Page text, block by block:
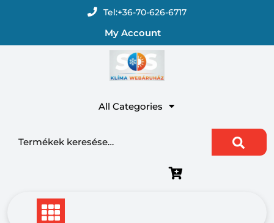
Tel:+36-70-626-6717
My Account
All Categories
Keresés a következőre: